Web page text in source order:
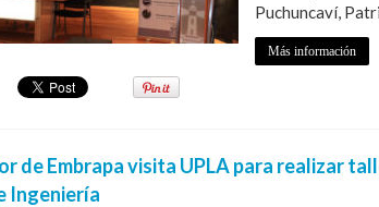
Puchuncaví,
Más información
de Embrapa visita UPLA para realizar
Ingeniería